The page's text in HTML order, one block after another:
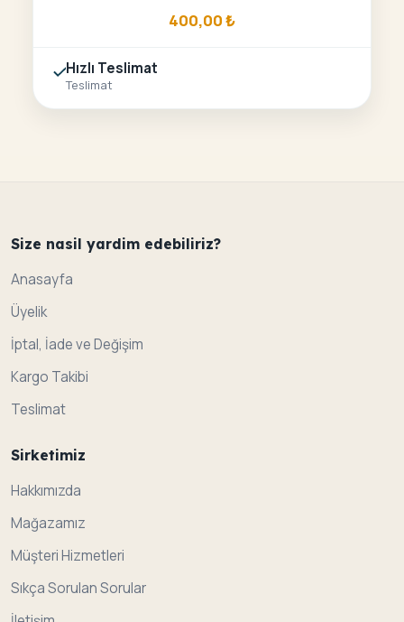
400,00₺
Hızlı Teslimat
Teslimat
Size nasil yardim edebiliriz?
Anasayfa
Üyelik
İptal, İade ve Değişim
Kargo Takibi
Teslimat
Sirketimiz
Hakkımızda
Mağazamız
Müşteri Hizmetleri
Sıkça Sorulan Sorular